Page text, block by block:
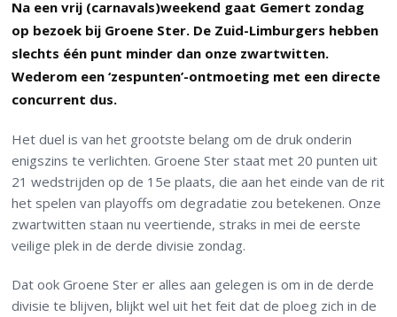
Na een vrij (carnavals)weekend gaat Gemert zondag
op bezoek bij Groene Ster. De Zuid-Limburgers hebben
slechts één punt minder dan onze zwartwitten.
Wederom een ‘zespunten’-ontmoeting met een directe
concurrent dus.
Het duel is van het grootste belang om de druk onderin
enigszins te verlichten. Groene Ster staat met 20 punten uit
21 wedstrijden op de 15e plaats, die aan het einde van de rit
het spelen van playoffs om degradatie zou betekenen. Onze
zwartwitten staan nu veertiende, straks in mei de eerste
veilige plek in de derde divisie zondag.
Dat ook Groene Ster er alles aan gelegen is om in de derde
divisie te blijven, blijkt wel uit het feit dat de ploeg zich in de